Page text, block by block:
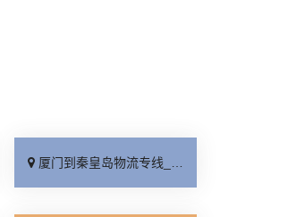
厦门到秦皇岛物流专线_高效运输「运保时效」